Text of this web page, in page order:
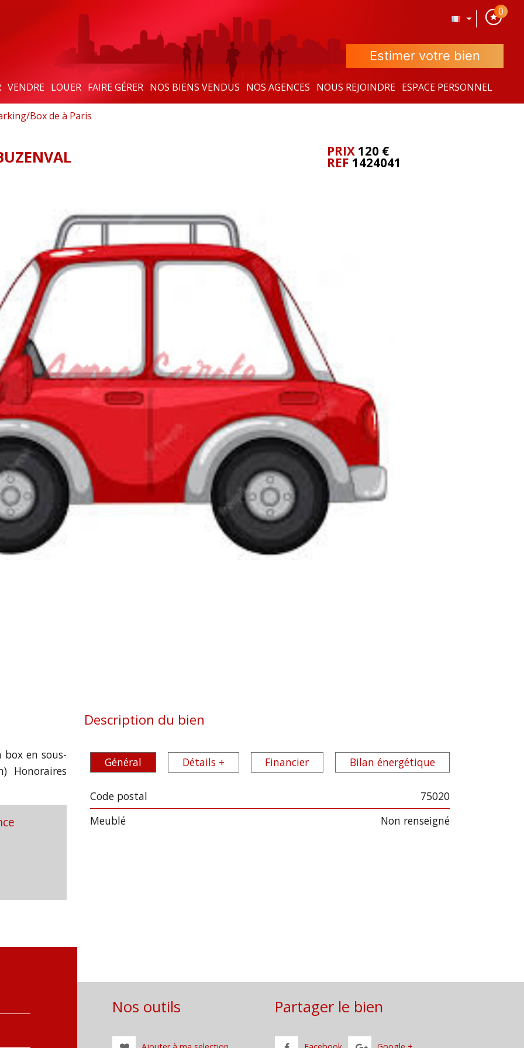
VENDRE LOUER FAIRE GÉRER NOS BIENS VENDUS NOS AGENCES NOUS REJOINDRE ESPACE PERSONNEL
0
Estimer votre bien
Box de à Paris
PRIX 120 €
REF 1424041
box en sous-
Honoraires
Description du bien
Général Détails + Financier Bilan énergétique
Label Value
Code postal
75020
Meublé
Non renseigné
Nos outils Partager le bien